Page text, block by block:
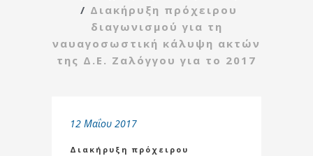
/ Διακήρυξη πρόχειρου
διαγωνισμού για τη
ναυαγοσωστική κάλυψη ακτών
της Δ.Ε. Ζαλόγγου για το 2017
12 Μαΐου 2017
Διακήρυξη πρόχειρου